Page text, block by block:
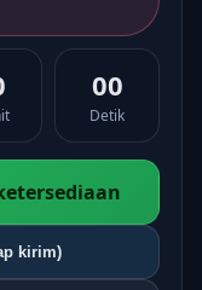
00
Detik
kirim)